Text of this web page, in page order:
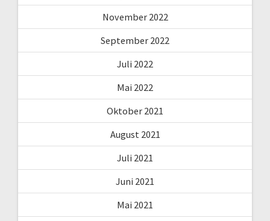
November 2022
September 2022
Juli 2022
Mai 2022
Oktober 2021
August 2021
Juli 2021
Juni 2021
Mai 2021